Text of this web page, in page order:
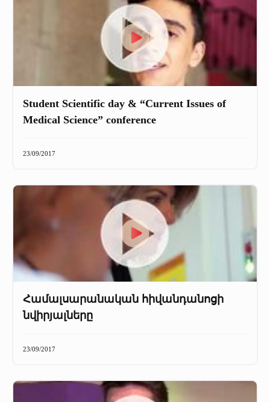
Student Scientific day & “Current Issues of
Medical Science” conference
23/09/2017
Համալսարանական հիվանդանոցի
նվիրյալները
23/09/2017